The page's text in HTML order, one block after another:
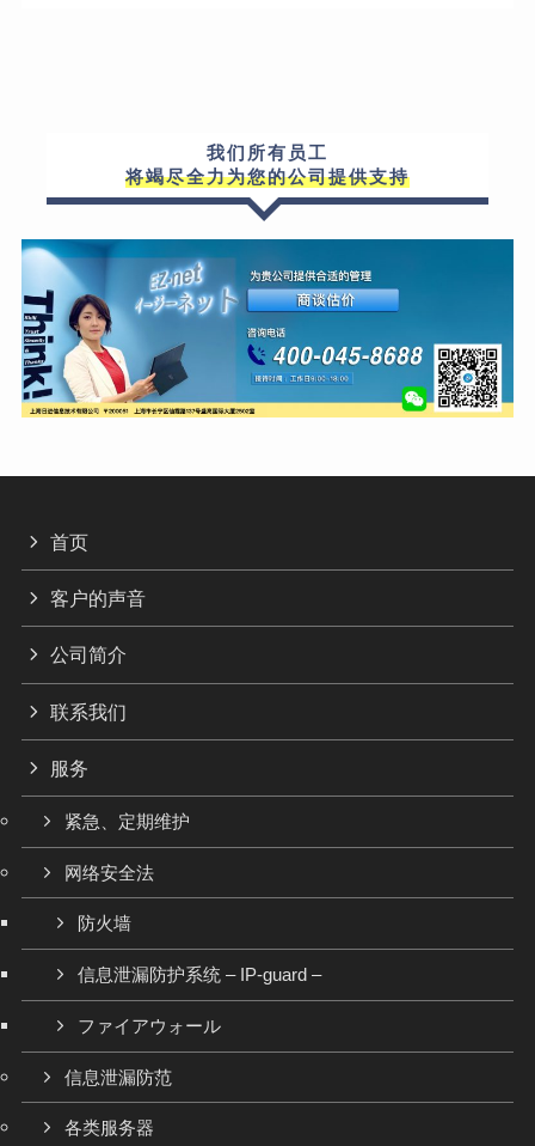
我们所有员工
将竭尽全力为您的公司提供支持
首页
客户的声音
公司简介
联系我们
服务
紧急、定期维护
网络安全法
防火墙
信息泄漏防护系统 – IP-guard –
ファイアウォール
信息泄漏防范
各类服务器